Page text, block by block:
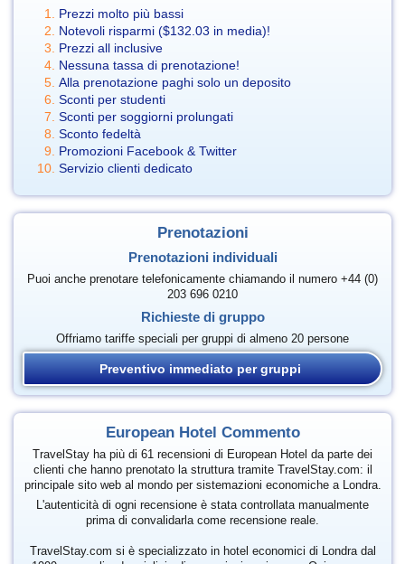
Prezzi molto più bassi
Notevoli risparmi ($132.03 in media)!
Prezzi all inclusive
Nessuna tassa di prenotazione!
Alla prenotazione paghi solo un deposito
Sconti per studenti
Sconti per soggiorni prolungati
Sconto fedeltà
Promozioni Facebook & Twitter
Servizio clienti dedicato
Prenotazioni
Prenotazioni individuali
Puoi anche prenotare telefonicamente chiamando il numero +44 (0)
203 696 0210
Richieste di gruppo
Offriamo tariffe speciali per gruppi di almeno 20 persone
Preventivo immediato per gruppi
European Hotel Commento
TravelStay ha più di 61 recensioni di European Hotel da parte dei
clienti che hanno prenotato la struttura tramite TravelStay.com: il
principale sito web al mondo per sistemazioni economiche a Londra.
L'autenticità di ogni recensione è stata controllata manualmente
prima di convalidarla come recensione reale.
TravelStay.com si è specializzato in hotel economici di Londra dal